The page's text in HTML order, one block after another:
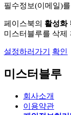
필수정보(이메일)
페이스북의 활성화
미스터블루를 삭제
설정하러가기 확인
미스터블루
회사소개
이용약관